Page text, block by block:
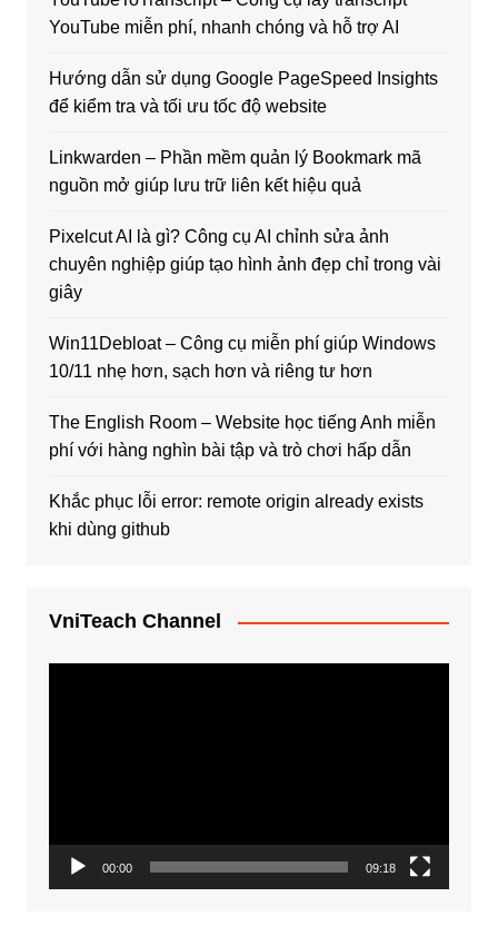
YouTube miễn phí, nhanh chóng và hỗ trợ AI
Hướng dẫn sử dụng Google PageSpeed Insights
để kiểm tra và tối ưu tốc độ website
Linkwarden – Phần mềm quản lý Bookmark mã
nguồn mở giúp lưu trữ liên kết hiệu quả
Pixelcut AI là gì? Công cụ AI chỉnh sửa ảnh
chuyên nghiệp giúp tạo hình ảnh đẹp chỉ trong vài
giây
Win11Debloat – Công cụ miễn phí giúp Windows
10/11 nhẹ hơn, sạch hơn và riêng tư hơn
The English Room – Website học tiếng Anh miễn
phí với hàng nghìn bài tập và trò chơi hấp dẫn
Khắc phục lỗi error: remote origin already exists
khi dùng github
VniTeach Channel
00:00 09:18